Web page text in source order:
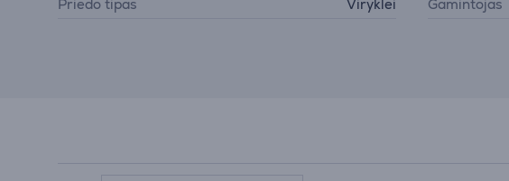
Priedo tipas Viryklei Gamintojas